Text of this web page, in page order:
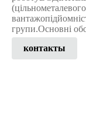
групи.Основні
контакты